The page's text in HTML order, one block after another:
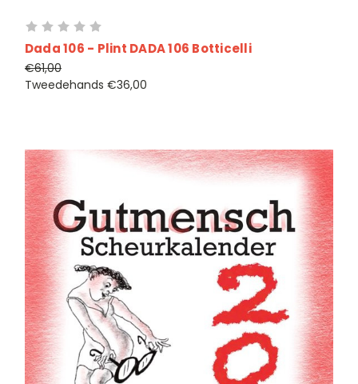
Dada 106 - Plint DADA 106 Botticelli
€61,00
Tweedehands €36,00